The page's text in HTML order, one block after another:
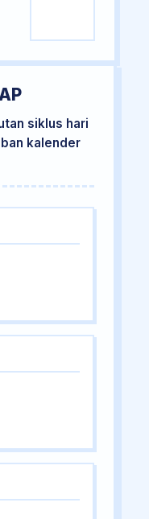
siklus hari
kalender